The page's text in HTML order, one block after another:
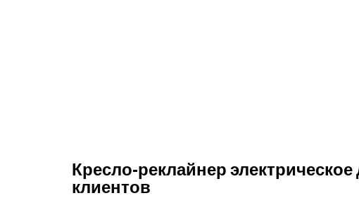
Кресло-реклайнер
клиентов